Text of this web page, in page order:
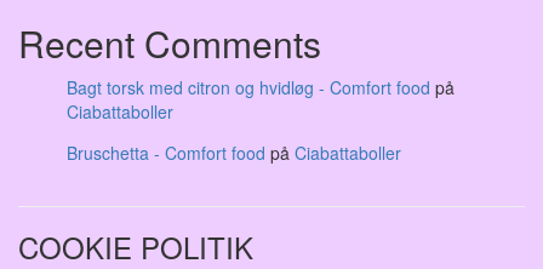
Recent Comments
Bagt torsk med citron og hvidløg - Comfort food på
Ciabattaboller
Bruschetta - Comfort food på Ciabattaboller
COOKIE POLITIK